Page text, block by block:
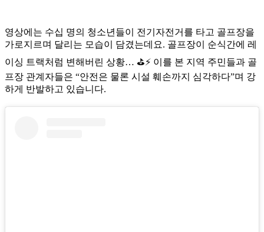
영상에는 수십 명의 청소년들이 전기자전거를 타고 골프장을
가로지르며 달리는 모습이 담겼는데요. 골프장이 순식간에 레
이싱 트랙처럼 변해버린 상황… ⛳⚡ 이를 본 지역 주민들과 골
프장 관계자들은 “안전은 물론 시설 훼손까지 심각하다”며 강
하게 반발하고 있습니다.